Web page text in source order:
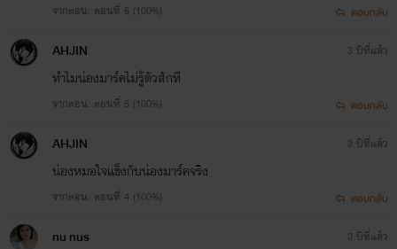
จากตอน: ตอนที่ 6 (100%) ตอบกลับ
AHJIN
ทำไมน่องมาร์คไม่รู้ตัวสักที
จากตอน: ตอนที่ 5 (100%)
3 ปีที่แล้ว
ตอบกลับ
AHJIN
น่องหมอใจแข็งกับน่องมาร์คจริง
จากตอน: ตอนที่ 4 (100%)
3 ปีที่แล้ว
ตอบกลับ
nu nus 3 ปีที่แล้ว